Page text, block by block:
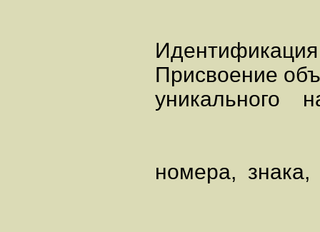
Присвоение
уникального
номера, знака,